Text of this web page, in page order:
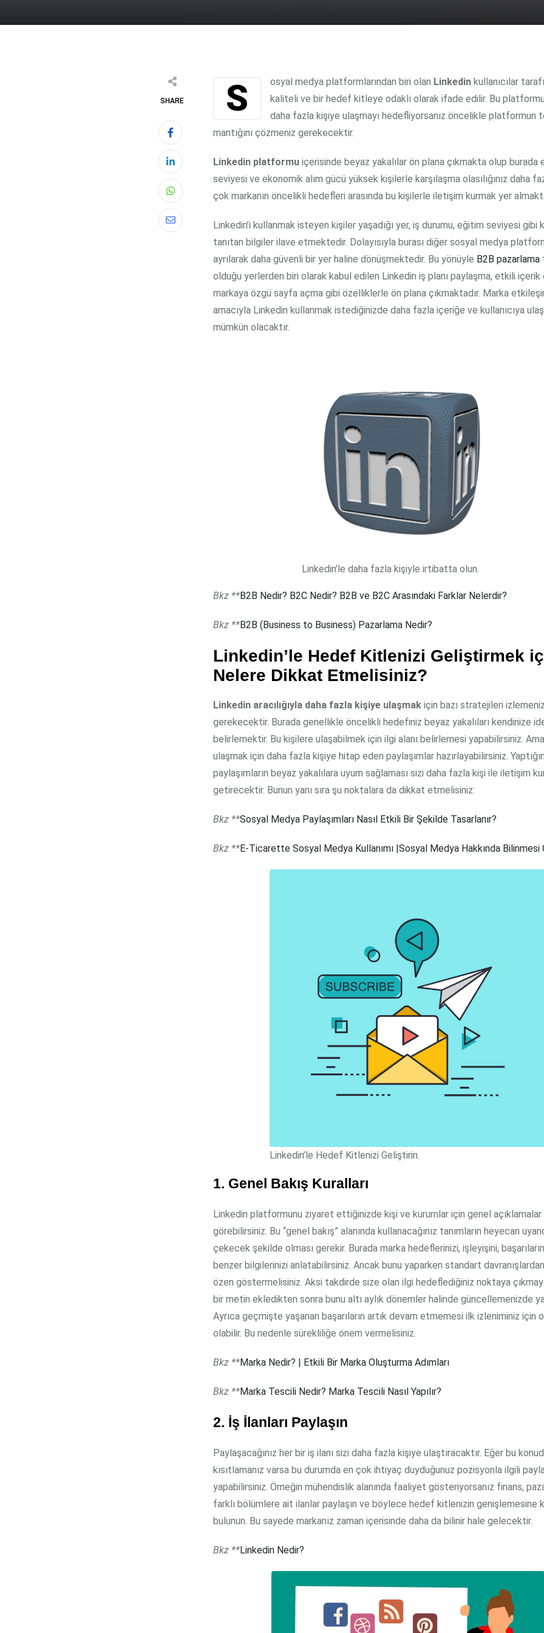
SHARE
Whatsapp
Share
Sosyal medya platformlarından biri olan Linkedin kullanıcılar
kaliteli ve bir hedef kitleye odaklı olarak ifade edilir. Bu
daha fazla kişiye ulaşmayı hedefliyorsanız öncelikle platformun
mantığını çözmeniz gerekecektir.
Linkedin platformu içerisinde beyaz yakalılar ön plana çıkmakta olup burada
seviyesi ve ekonomik alım gücü yüksek kişilerle karşılaşma olasılığınız daha
çok markanın öncelikli hedefleri arasında bu kişilerle iletişim kurmak yer
Linkedin’i kullanmak isteyen kişiler yaşadığı yer, iş durumu, eğitim seviyesi gibi
tanıtan bilgiler ilave etmektedir. Dolayısıyla burası diğer sosyal medya
ayrılarak daha güvenli bir yer haline dönüşmektedir. Bu yönüyle B2B pazarlama
olduğu yerlerden biri olarak kabul edilen Linkedin iş planı paylaşma, etkili içerik
markaya özgü sayfa açma gibi özelliklerle ön plana çıkmaktadır. Marka
amacıyla Linkedin kullanmak istediğinizde daha fazla içeriğe ve kullanıcıya
mümkün olacaktır.
Linkedin’le daha fazla kişiyle irtibatta olun.
Bkz **B2B Nedir? B2C Nedir? B2B ve B2C Arasındaki Farklar Nelerdir?
Bkz **B2B (Business to Business) Pazarlama Nedir?
Linkedin’le Hedef Kitlenizi Geliştirmek
Nelere Dikkat Etmelisiniz?
Linkedin aracılığıyla daha fazla kişiye ulaşmak için bazı stratejileri izlemeniz
gerekecektir. Burada genellikle öncelikli hedefiniz beyaz yakalıları kendinize
belirlemektir. Bu kişilere ulaşabilmek için ilgi alanı belirlemesi yapabilirsiniz.
ulaşmak için daha fazla kişiye hitap eden paylaşımlar hazırlayabilirsiniz.
paylaşımların beyaz yakalılara uyum sağlaması sizi daha fazla kişi ile iletişim
getirecektir. Bunun yanı sıra şu noktalara da dikkat etmelisiniz:
Bkz **Sosyal Medya Paylaşımları Nasıl Etkili Bir Şekilde Tasarlanır?
Bkz **E-Ticarette Sosyal Medya Kullanımı |Sosyal Medya Hakkında Bilinmesi
Linkedin’le Hedef Kitlenizi Geliştirin.
1. Genel Bakış Kuralları
Linkedin platformunu ziyaret ettiğinizde kişi ve kurumlar için genel açıklamalar
görebilirsiniz. Bu “genel bakış” alanında kullanacağınız tanımların heyecan
çekecek şekilde olması gerekir. Burada marka hedeflerinizi, işleyişini,
benzer bilgilerinizi anlatabilirsiniz. Ancak bunu yaparken standart
özen göstermelisiniz. Aksi takdirde size olan ilgi hedeflediğiniz noktaya
bir metin ekledikten sonra bunu altı aylık dönemler halinde güncellemenizde
Ayrıca geçmişte yaşanan başarıların artık devam etmemesi ilk izleniminiz için
olabilir. Bu nedenle sürekliliğe önem vermelisiniz.
Bkz **Marka Nedir? | Etkili Bir Marka Oluşturma Adımları
Bkz **Marka Tescili Nedir? Marka Tescili Nasıl Yapılır?
2. İş İlanları Paylaşın
Paylaşacağınız her bir iş ilanı sizi daha fazla kişiye ulaştıracaktır. Eğer bu
kısıtlamanız varsa bu durumda en çok ihtiyaç duyduğunuz pozisyonla ilgili
yapabilirsiniz. Örneğin mühendislik alanında faaliyet gösteriyorsanız finans,
farklı bölümlere ait ilanlar paylaşın ve böylece hedef kitlenizin genişlemesine
bulunun. Bu sayede markanız zaman içerisinde daha da bilinir hale gelecektir.
Bkz **Linkedin Nedir?